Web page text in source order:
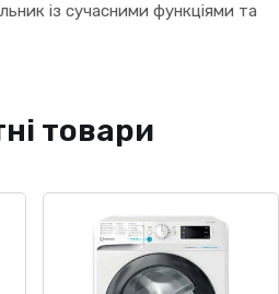
із сучасними функціями та
товари